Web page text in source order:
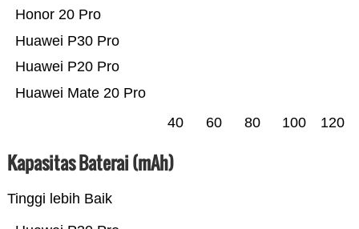
Huawei Mate 20 Pro
Huawei P20 Pro
Huawei P30 Pro
Honor 20 Pro
40 60 80 100 120
Kapasitas Baterai (mAh)
Tinggi lebih Baik